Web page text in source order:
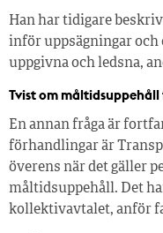
Han har tidigare
inför uppsägningar och
uppgivna och ledsna,
Tvist om
En annan fråga är
förhandlingar är
överens när det gäller
måltidsuppehåll. Det
kollektivavtalet, anför